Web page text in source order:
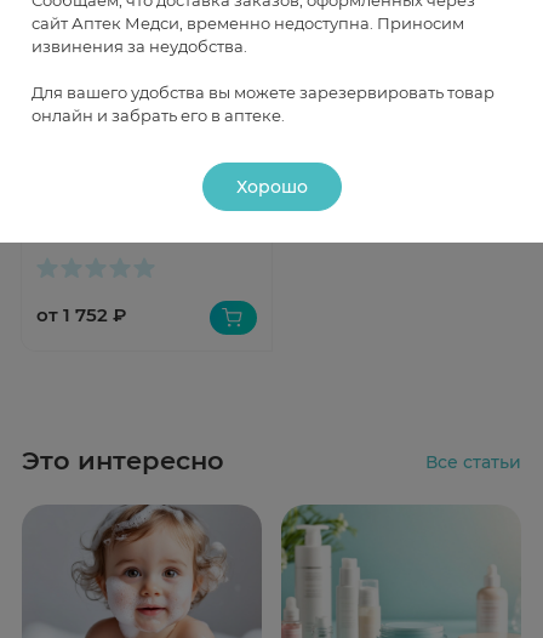
Head&Shoulders Шампунь и
бальзам против перхоти 2в1
от 1 752 ₽
Это интересно Все статьи
сайт Аптек Медси, временно недоступна. Приносим
извинения за неудобства.
Для вашего удобства вы можете зарезервировать товар
онлайн и забрать его в аптеке.
Хорошо